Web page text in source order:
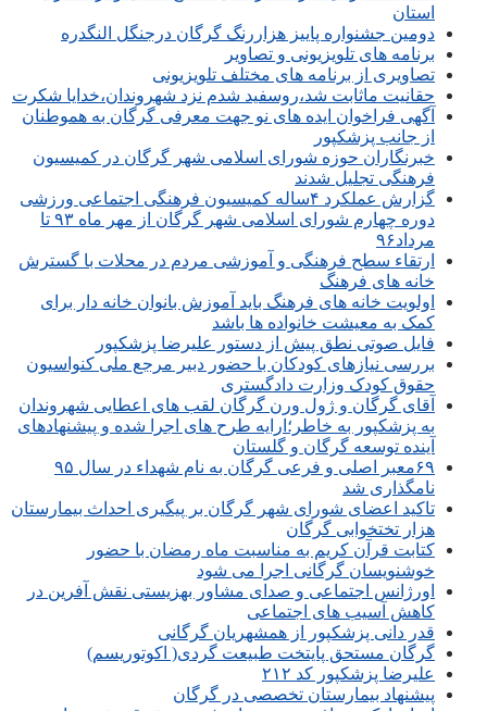
استان
دومین جشنواره پاییز هزاررنگ گرگان درجنگل النگدره
برنامه های تلویزیونی و تصاویر
تصاویری از برنامه های مختلف تلویزیونی
حقانیت ماثابت شد،روسفید شدم نزد شهروندان،خدایا شکرت
آگهی فراخوان ایده های نو جهت معرفی گرگان به هموطنان
از جانب پزشکپور
خبرنگاران حوزه شورای اسلامی شهر گرگان در کمیسیون
فرهنگی تجلیل شدند
گزارش عملکرد ۴ساله کمیسیون فرهنگی اجتماعی ورزشی
دوره چهارم شورای اسلامی شهر گرگان از مهر ماه ۹۳ تا
مرداد۹۶
ارتقاء سطح فرهنگی و آموزشی مردم در محلات با گسترش
خانه های فرهنگ
اولویت خانه های فرهنگ باید آموزش بانوان خانه دار برای
کمک به معیشت خانواده ها باشد
فایل صوتی نطق پیش از دستور علیرضا پزشکپور
بررسی نیازهای کودکان با حضور دبیر مرجع ملی کنواسیون
حقوق کودک وزارت دادگستری
آقای گرگان و ژول ورن گرگان لقب های اعطایی شهروندان
به پزشکپور به خاطر؛ارایه طرح های اجرا شده و پیشنهادهای
آینده توسعه گرگان و گلستان
۶۹معبر اصلی و فرعی گرگان به نام شهداء در سال ۹۵
نامگذاری شد
تاکید اعضای شورای شهر گرگان بر پیگیری احداث بیمارستان
هزار تختخوابی گرگان
کتابت قرآن کریم به مناسبت ماه رمضان با حضور
خوشنویسان گرگانی اجرا می شود
اورژانس اجتماعی و صدای مشاور بهزیستی نقش آفرین در
کاهش آسیب های اجتماعی
قدر دانی پزشکپور از همشهریان گرگانی
گرگان مستحق پایتخت طبیعت گردی( اکوتوریسم)
علیرضا پزشکپور کد ۲۱۲
پیشنهاد بیمارستان تخصصی در گرگان